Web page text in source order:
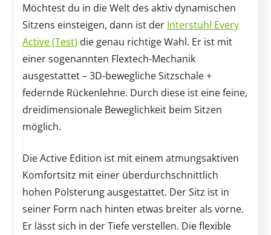
Möchtest du in die Welt des aktiv dynamischen
Sitzens einsteigen, dann ist der Interstuhl Every
Active (Test) die genau richtige Wahl. Er ist mit
einer sogenannten Flextech-Mechanik
ausgestattet – 3D-bewegliche Sitzschale +
federnde Rückenlehne. Durch diese ist eine feine,
dreidimensionale Beweglichkeit beim Sitzen
möglich.
Die Active Edition ist mit einem atmungsaktiven
Komfortsitz mit einer überdurchschnittlich
hohen Polsterung ausgestattet. Der Sitz ist in
seiner Form nach hinten etwas breiter als vorne.
Er lässt sich in der Tiefe verstellen. Die flexible